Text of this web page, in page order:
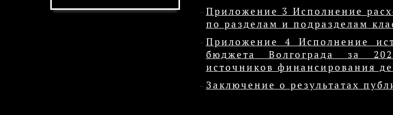
Приложение 3 Исполнение
по разделам и подразделам
Приложение 4 Исполнение
бюджета Волгограда за
источников финансирования
Заключение о результатах